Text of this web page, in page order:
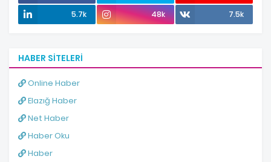
5.7k
48k 7.5k
HABER SITELERI
Online Haber
Elazığ Haber
Net Haber
Haber Oku
Haber